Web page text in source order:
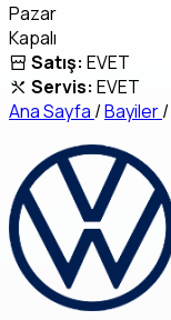
Pazar
Kapalı
Satış: EVET
Servis: EVET
Ana Sayfa /Bayiler/